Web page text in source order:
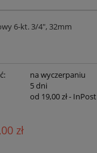
6-kt. 3/4", 32mm
na wyczerpaniu
5 dni
od 19,00 zł-
płatności
zł